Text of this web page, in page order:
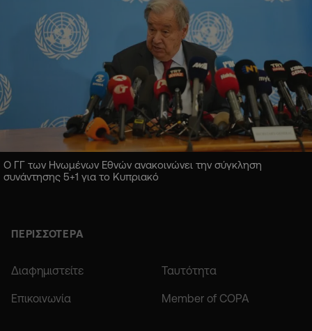
Ο ΓΓ των Ηνωμένων Εθνών ανακοινώνει την σύγκληση
συνάντησης 5+1 για το Κυπριακό
ΠΕΡΙΣΣΟΤΕΡΑ
Διαφημιστείτε Ταυτότητα
Επικοινωνία Member of COPA